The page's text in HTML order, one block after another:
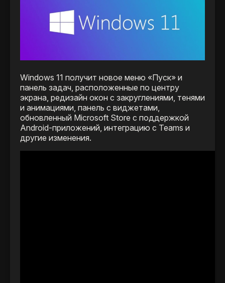
Windows 11 получит новое меню «Пуск» и
панель задач, расположенные по центру
экрана, редизайн окон с закруглениями, тенями
и анимациями, панель с виджетами,
обновленный Microsoft Store с поддержкой
Android-приложений, интеграцию с Teams и
другие изменения.